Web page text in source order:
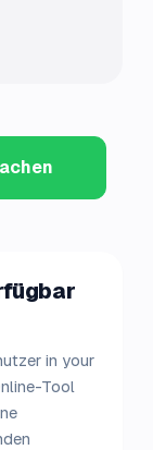
in your
Tool